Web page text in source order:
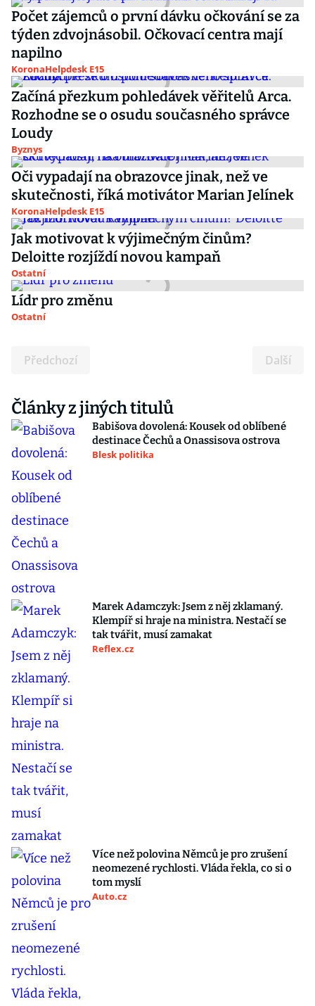
Počet zájemců o první dávku očkování se za
týden zdvojnásobil. Očkovací centra mají
napilno
KoronaHelpdesk E15
Začíná přezkum pohledávek věřitelů Arca.
Rozhodne se o osudu současného správce
Loudy
Byznys
Oči vypadají na obrazovce jinak, než ve
skutečnosti, říká motivátor Marian Jelínek
KoronaHelpdesk E15
Jak motivovat k výjimečným činům?
Deloitte rozjíždí novou kampaň
Ostatní
Lídr pro změnu
Ostatní
Předchozí Další
Články z jiných titulů
Babišova dovolená: Kousek od oblíbené
destinace Čechů a Onassisova ostrova
Blesk politika
Marek Adamczyk: Jsem z něj zklamaný.
Klempíř si hraje na ministra. Nestačí se
tak tvářit, musí zamakat
Reflex.cz
Více než polovina Němců je pro zrušení
neomezené rychlosti. Vláda řekla, co si o
tom myslí
Auto.cz